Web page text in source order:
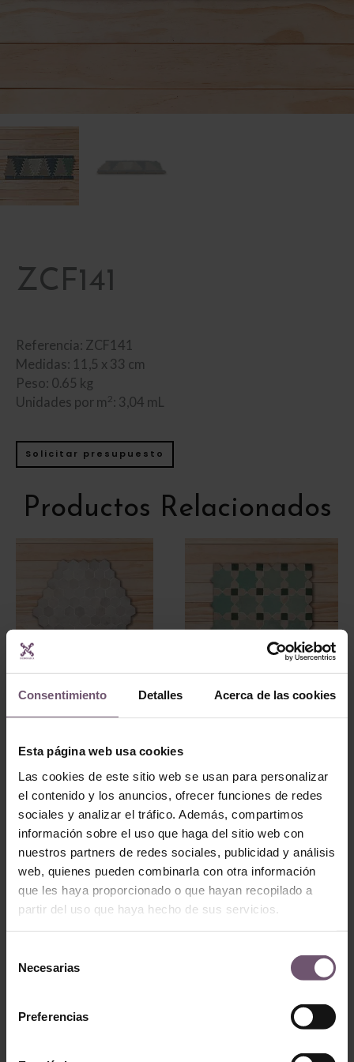
Consentimiento Detalles Acerca de las cookies
Esta página web usa cookies
Las cookies de este sitio web se usan para personalizar
el contenido y los anuncios, ofrecer funciones de redes
sociales y analizar el tráfico. Además, compartimos
información sobre el uso que haga del sitio web con
nuestros partners de redes sociales, publicidad y análisis
web, quienes pueden combinarla con otra información
que les haya proporcionado o que hayan recopilado a
partir del uso que haya hecho de sus servicios.
Necesarias
Preferencias
ZCF141
Referencia: ZCF141
Medidas: 11,5 x 33 cm
Peso: 0.65 kg
Unidades por m 2: 3,04 mL
Solicitar presupuesto
Productos Relacionados
Zellige
LEER MÁS
Zellige
LEER MÁS
ZP071 – Bokraa
ZP191 – Mseddis